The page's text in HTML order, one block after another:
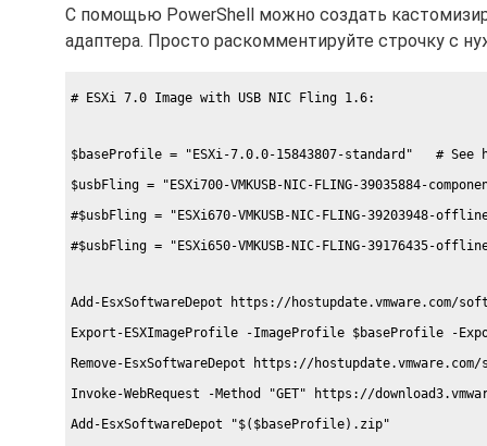
С помощью PowerShell можно создать
адаптера. Просто раскомментируйте строчку с
# ESXi 7.0 Image with USB NIC Fling 1.6:
$baseProfile = "ESXi-7.0.0-15843807-standard"   #
$usbFling = "ESXi700-VMKUSB-NIC-FLING-39035884-
#$usbFling = "ESXi670-VMKUSB-NIC-FLING-39203948-
#$usbFling = "ESXi650-VMKUSB-NIC-FLING-39176435-
Add-EsxSoftwareDepot https://hostupdate.vmware.com/
Export-ESXImageProfile -ImageProfile $baseProfile -
Remove-EsxSoftwareDepot https://hostupdate.vmware.com/
Invoke-WebRequest -Method "GET" https://
Add-EsxSoftwareDepot "$($baseProfile).zip"